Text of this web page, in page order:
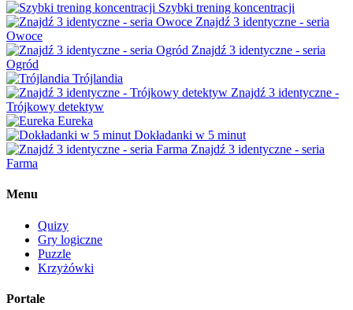
Szybki trening koncentracji
Znajdź 3 identyczne - seria
Owoce
Znajdź 3 identyczne - seria
Ogród
Trójlandia
Znajdź 3 identyczne -
Trójkowy detektyw
Eureka
Dokładanki w 5 minut
Znajdź 3 identyczne - seria
Farma
Menu
Quizy
Gry logiczne
Puzzle
Krzyżówki
Portale